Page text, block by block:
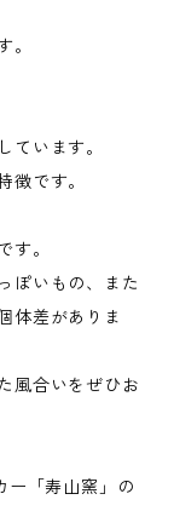
。
ています。
徴です。
す。
ぽいもの、また
体差がありま
風合いをぜひお
ー「寿山窯」の